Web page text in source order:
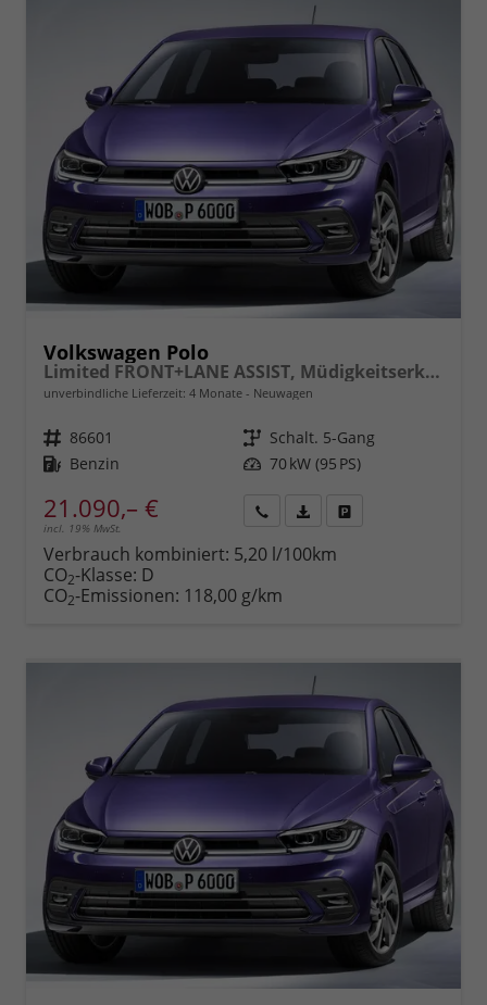
Volkswagen Polo
Limited FRONT+LANE ASSIST, Müdigkeitserkennung, REAR Berganfahrassistent, ISOFIX, eCall, LED, Digital Cockpit, App Connect, CLIMATIC, 15" ALU uvm.
unverbindliche Lieferzeit: 4 Monate Neuwagen
Fahrzeugnr. 86601 Getriebe Schalt. 5-Gang
Kraftstoff Benzin Leistung 70 kW (95 PS)
21.090,– €
incl. 19% MwSt.
anfordern
Datei,
Verbrauch kombiniert: 5,20 l/100km
CO2-Klasse: D
CO2-Emissionen: 118,00 g/km